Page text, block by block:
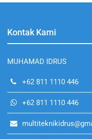
Kontak Kami
MUHAMAD IDRUS
+62 811 1110 446
+62 811 1110 446